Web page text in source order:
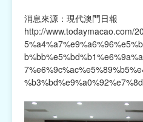
消息來源：現代澳門日報
http://www.todaymacao.com/